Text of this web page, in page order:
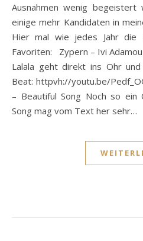
Ausnahmen wenig begeistert
einige mehr Kandidaten in
Hier mal wie jedes Jahr die
Favoriten: Zypern – Ivi
Lalala geht direkt ins Ohr
Beat: httpvh://youtu.be/
– Beautiful Song Noch so ein
Song mag vom Text her sehr…